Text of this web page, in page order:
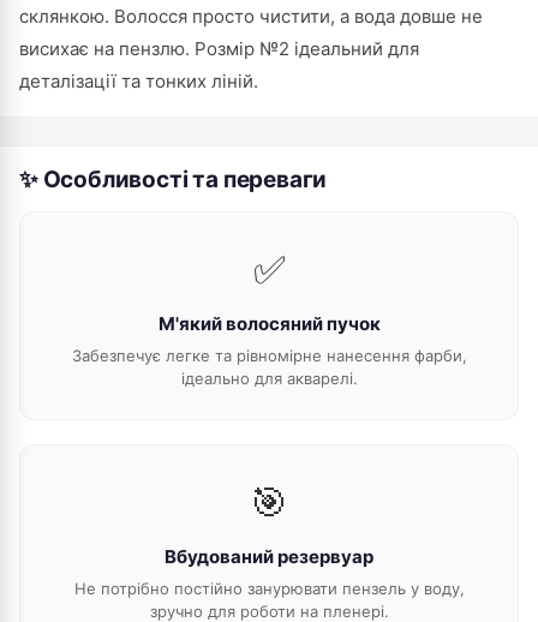
склянкою. Волосся просто чистити, а вода довше не
висихає на пензлю. Розмір №2 ідеальний для
деталізації та тонких ліній.
✨ Особливості та переваги
✅
М'який волосяний пучок
Забезпечує легке та рівномірне нанесення фарби,
ідеально для акварелі.
🎯
Вбудований резервуар
Не потрібно постійно занурювати пензель у воду,
зручно для роботи на пленері.